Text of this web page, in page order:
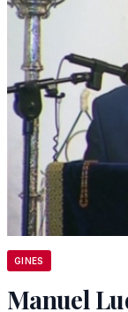
GINES
Manuel